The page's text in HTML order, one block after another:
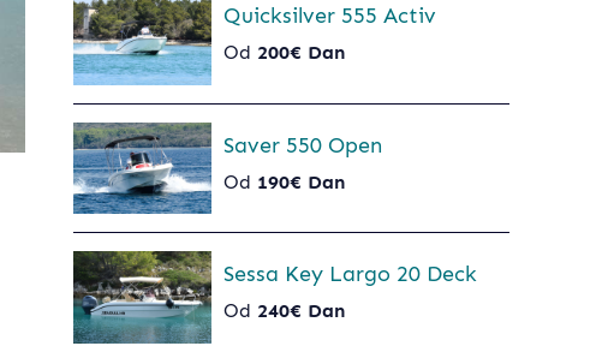
Quicksilver 555 Activ
Od 200€ Dan
Saver 550 Open
Od 190€ Dan
Sessa Key Largo 20 Deck
Od 240€ Dan